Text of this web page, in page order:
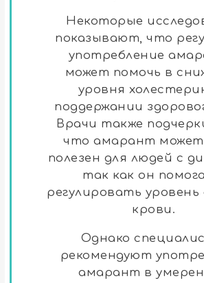
Некоторые
показывают, что
употребление
может помочь в
уровня
поддержании
Врачи также
что амарант
полезен для людей с
так как он
регулировать уровень
крови.
Однако
рекомендуют
амарант в